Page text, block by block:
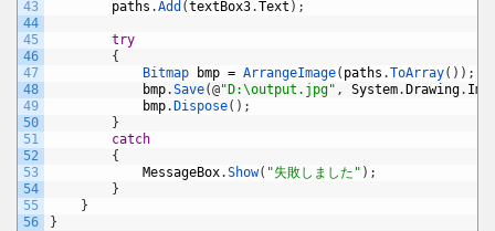
43
44
45
46
47
48
49
50
51
52
53
54
55
56
paths .Add (textBox3.Text ) ;
try
{
Bitmap
bmp = ArrangeImage( paths .ToArray( ) ) ;
bmp.Save(@"D:\output.jpg" , System.Drawing.
bmp.Dispose( ) ;
}
catch
{
MessageBox.Show( "失敗しました" ) ;
}
}
}